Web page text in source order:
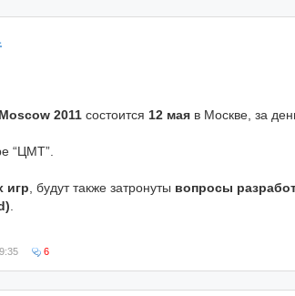
2011 состоится 12 мая в Москве, за
“ЦМТ”.
игр , будут также затронуты вопросы
6